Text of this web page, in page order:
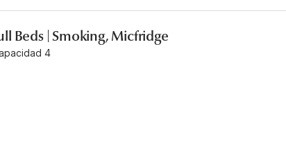
Beds | Smoking, Micfridge
4